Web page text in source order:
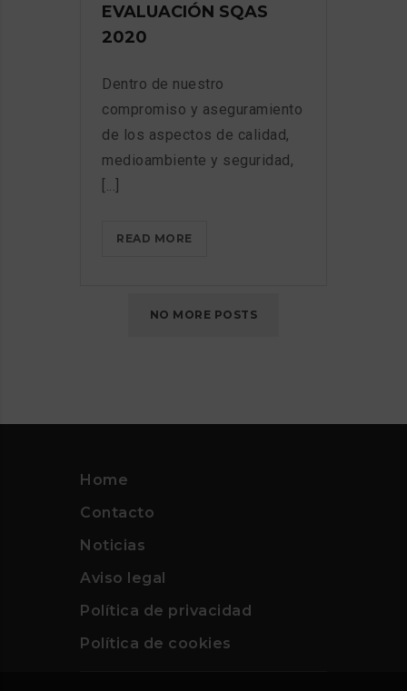
EVALUACIÓN SQAS
2020
Dentro de nuestro
compromiso y aseguramiento
de los aspectos de calidad,
medioambiente y seguridad,
READ MOREEVALUACIÓN
NO MORE POSTS
Home
Contacto
Noticias
Aviso legal
Política de privacidad
Política de cookies